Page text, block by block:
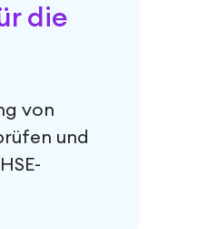
die
von
und